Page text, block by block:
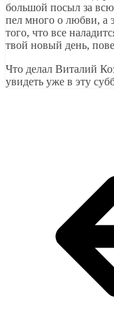
большой посыл за
пел много о любви, а
того, что все
твой новый день,
Что делал Виталий
увидеть уже в эту